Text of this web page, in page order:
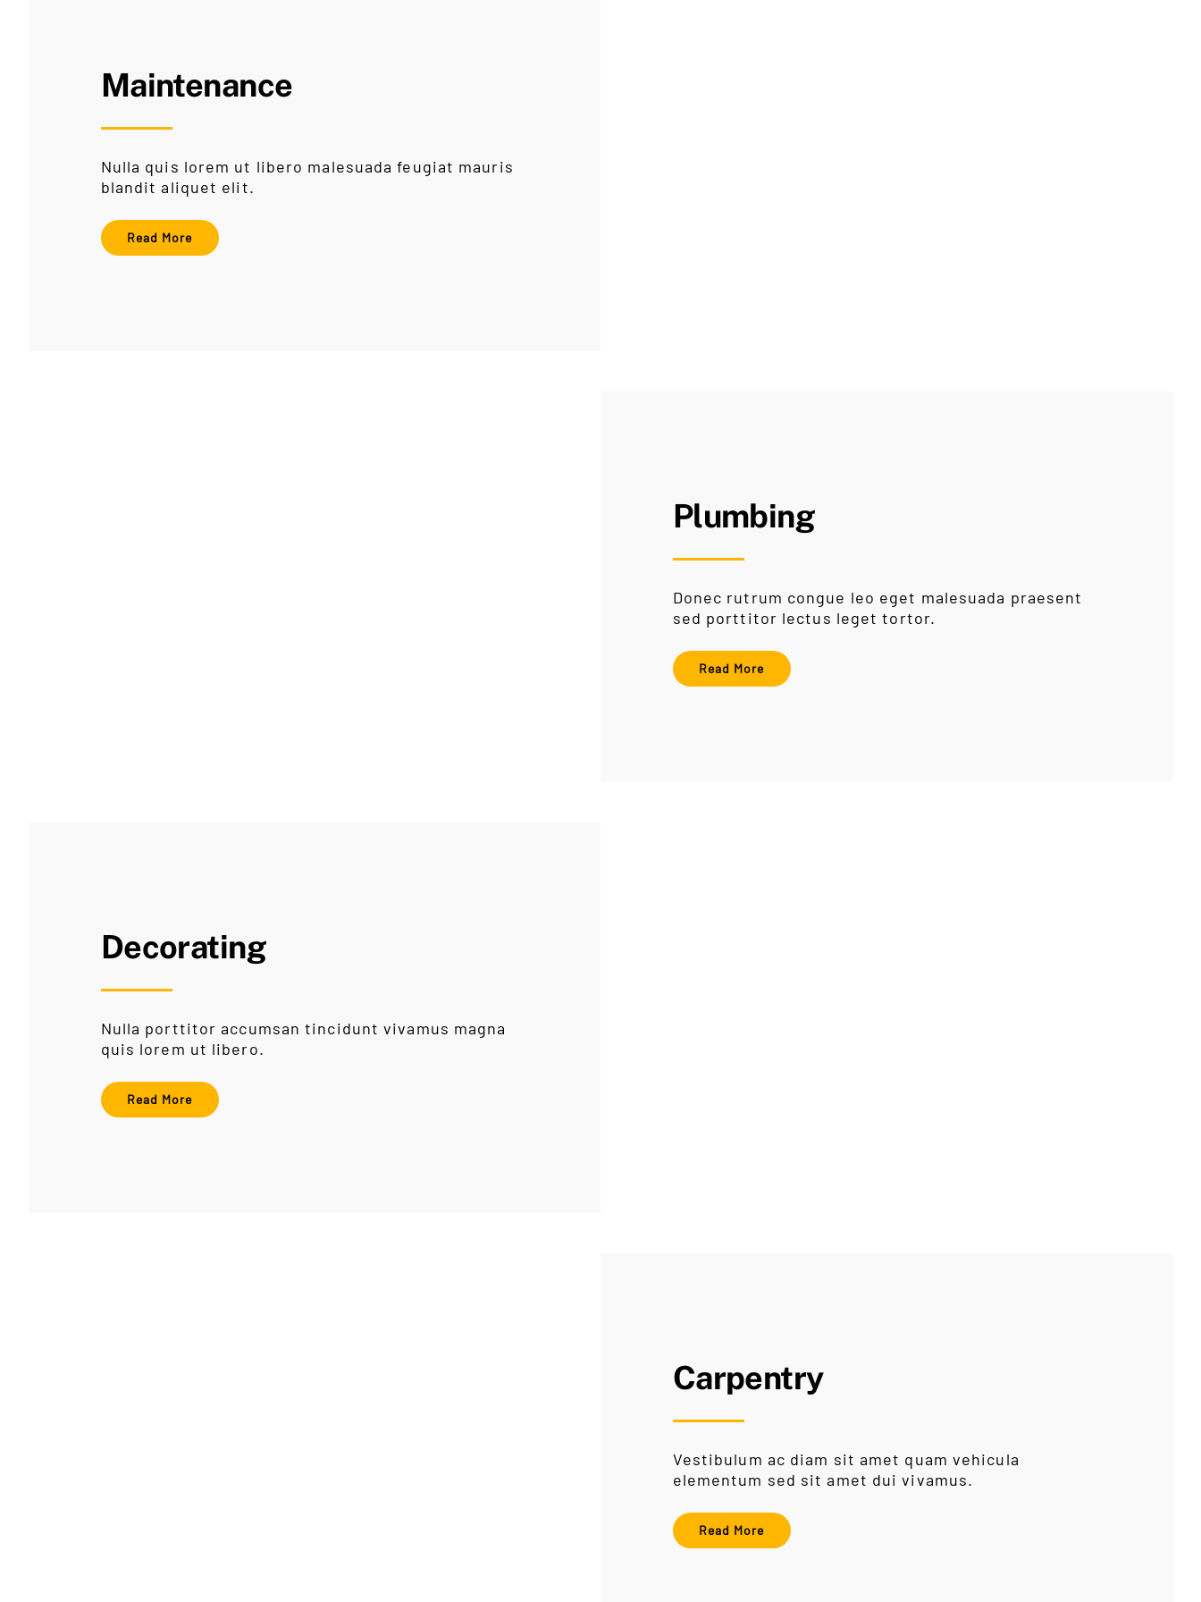
Maintenance
Nulla quis lorem ut libero malesuada feugiat mauris
blandit aliquet elit.
Read More
Plumbing
Donec rutrum congue leo eget malesuada praesent
sed porttitor lectus leget tortor.
Read More
Decorating
Nulla porttitor accumsan tincidunt vivamus magna
quis lorem ut libero.
Read More
Carpentry
Vestibulum ac diam sit amet quam vehicula
elementum sed sit amet dui vivamus.
Read More